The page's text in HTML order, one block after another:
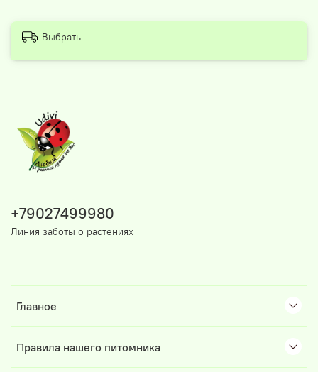
Выбрать
Главное
Правила нашего питомника
+79027499980
Линия заботы о растениях